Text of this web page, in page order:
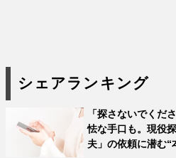
シェアランキング
「探さないでくだ
怯な手口も。現役
夫」の依頼に潜む“